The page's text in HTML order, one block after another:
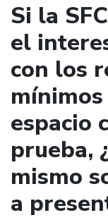
Si la
el
con los
espacio
prueba,
mismo
a